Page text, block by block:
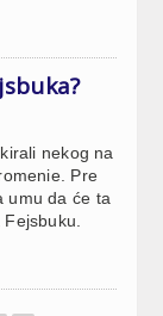
nekog na
Pre
umu da će ta